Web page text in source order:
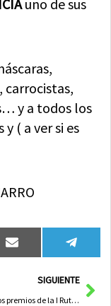
uno de sus
carrocistas,
y a todos los
y ( a ver si es
Compartir
en
Email
en
SIGUIENTE
Entregados los premios de la I Ruta de Vinos y Tapas de Herencia